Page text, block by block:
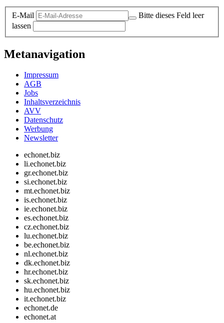
E-Mail
Bitte dieses Feld leer
lassen
Metanavigation
Impressum
AGB
Jobs
Inhaltsverzeichnis
AVV
Datenschutz
Werbung
Newsletter
echonet.biz
li.echonet.biz
gr.echonet.biz
si.echonet.biz
mt.echonet.biz
is.echonet.biz
ie.echonet.biz
es.echonet.biz
cz.echonet.biz
lu.echonet.biz
be.echonet.biz
nl.echonet.biz
dk.echonet.biz
hr.echonet.biz
sk.echonet.biz
hu.echonet.biz
it.echonet.biz
echonet.de
echonet.at